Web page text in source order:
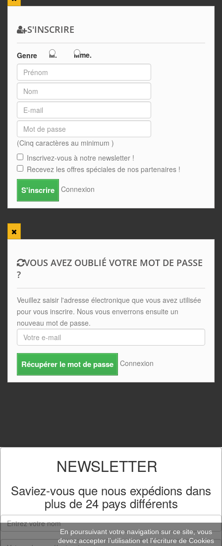
En poursuivant votre navigation sur ce site, vous
devez accepter l’utilisation et l'écriture de Cookies
S'INSCRIRE
Genre M. Mme.
(Cinq caractères au minimum )
Inscrivez-vous à notre newsletter !
Recevez les offres spéciales de nos partenaires !
S'inscrire Connexion
VOUS AVEZ OUBLIÉ VOTRE MOT DE PASSE
?
Veuillez saisir l'adresse électronique que vous avez utilisée
pour vous inscrire. Nous vous enverrons ensuite un
nouveau mot de passe.
Récupérer le mot de passe Connexion
NEWSLETTER
Saviez-vous que nous expédions dans
plus de24 pays différents